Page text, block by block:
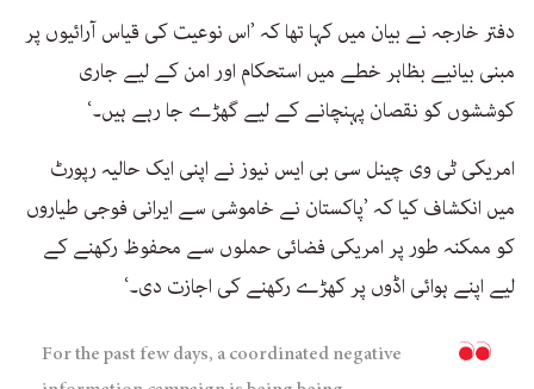
دفتر خارجہ نے بیان میں کہا تھا کہ ’اس نوعیت کی قیاس آرائیوں پر
مبنی بیانیے بظاہر خطے میں استحکام اور امن کے لیے جاری
کوششوں کو نقصان پہنچانے کے لیے گھڑے جا رہے ہیں۔‘
امریکی ٹی وی چینل سی بی ایس نیوز نے اپنی ایک حالیہ رپورٹ
میں انکشاف کیا کہ ’پاکستان نے خاموشی سے ایرانی فوجی طیاروں
کو ممکنہ طور پر امریکی فضائی حملوں سے محفوظ رکھنے کے
لیے اپنے ہوائی اڈوں پر کھڑے رکھنے کی اجازت دی۔‘
For the past few days, a coordinated negative